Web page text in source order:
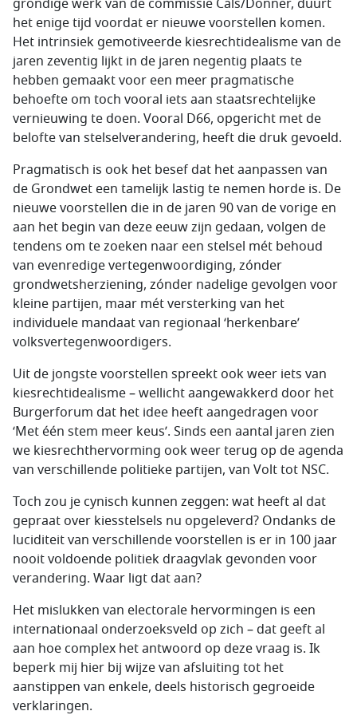
grondige werk van de commissie Cals/Donner, duurt
het enige tijd voordat er nieuwe voorstellen komen.
Het intrinsiek gemotiveerde kiesrechtidealisme van de
jaren zeventig lijkt in de jaren negentig plaats te
hebben gemaakt voor een meer pragmatische
behoefte om toch vooral iets aan staatsrechtelijke
vernieuwing te doen. Vooral D66, opgericht met de
belofte van stelselverandering, heeft die druk gevoeld.
Pragmatisch is ook het besef dat het aanpassen van
de Grondwet een tamelijk lastig te nemen horde is. De
nieuwe voorstellen die in de jaren 90 van de vorige en
aan het begin van deze eeuw zijn gedaan, volgen de
tendens om te zoeken naar een stelsel mét behoud
van evenredige vertegenwoordiging, zónder
grondwetsherziening, zónder nadelige gevolgen voor
kleine partijen, maar mét versterking van het
individuele mandaat van regionaal ‘herkenbare’
volksvertegenwoordigers.
Uit de jongste voorstellen spreekt ook weer iets van
kiesrechtidealisme – wellicht aangewakkerd door het
Burgerforum dat het idee heeft aangedragen voor
‘Met één stem meer keus’. Sinds een aantal jaren zien
we kiesrechthervorming ook weer terug op de agenda
van verschillende politieke partijen, van Volt tot NSC.
Toch zou je cynisch kunnen zeggen: wat heeft al dat
gepraat over kiesstelsels nu opgeleverd? Ondanks de
luciditeit van verschillende voorstellen is er in 100 jaar
nooit voldoende politiek draagvlak gevonden voor
verandering. Waar ligt dat aan?
Het mislukken van electorale hervormingen is een
internationaal onderzoeksveld op zich – dat geeft al
aan hoe complex het antwoord op deze vraag is. Ik
beperk mij hier bij wijze van afsluiting tot het
aanstippen van enkele, deels historisch gegroeide
verklaringen.